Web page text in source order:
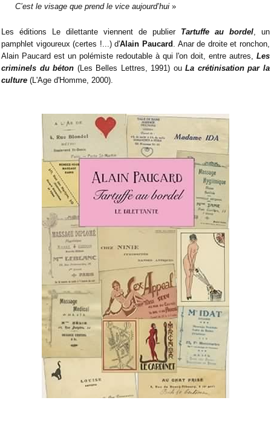
C’est le visage que prend le vice aujourd’hui»
Les éditions Le dilettante viennent de publierTartuffe au bordel, un
pamphlet vigoureux (certes !...) d'Alain Paucard . Anar de droite et ronchon,
Alain Paucard est un polémiste redoutable à qui l'on doit, entre autres, Les
criminels du béton (Les Belles Lettres, 1991) ouLa crétinisation par la
culture (L'Age d'Homme, 2000).